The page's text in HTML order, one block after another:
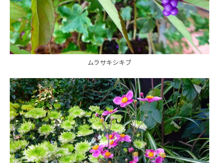
ムラサキシキブ